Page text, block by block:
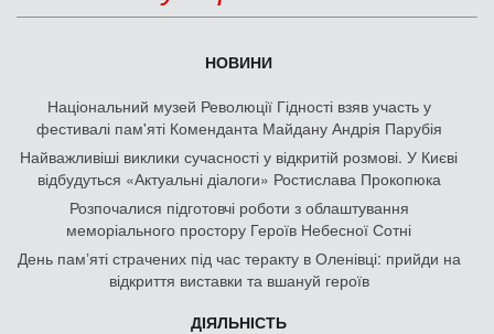
НОВИНИ
Національний музей Революції Гідності взяв участь у
фестивалі пам'яті Коменданта Майдану Андрія Парубія
Найважливіші виклики сучасності у відкритій розмові. У Києві
відбудуться «Актуальні діалоги» Ростислава Прокопюка
Розпочалися підготовчі роботи з облаштування
меморіального простору Героїв Небесної Сотні
День памʼяті страчених під час теракту в Оленівці: прийди на
відкриття виставки та вшануй героїв
ДІЯЛЬНІСТЬ